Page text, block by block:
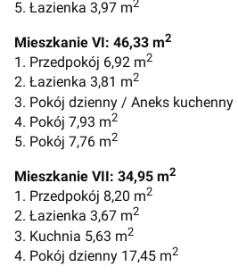
5. Łazienka 3,97 m2
Mieszkanie VI: 46,33 m2
1. Przedpokój 6,92 m2
2. Łazienka 3,81 m2
3. Pokój dzienny / Aneks kuchenny
4. Pokój 7,93 m2
5. Pokój 7,76 m2
Mieszkanie VII: 34,95 m2
1. Przedpokój 8,20 m2
2. Łazienka 3,67 m2
3. Kuchnia 5,63 m2
4. Pokój dzienny 17,45 m2